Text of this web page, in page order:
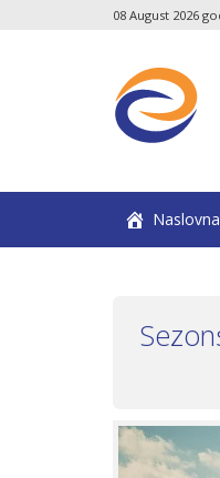
08 August 2026
Naslovna